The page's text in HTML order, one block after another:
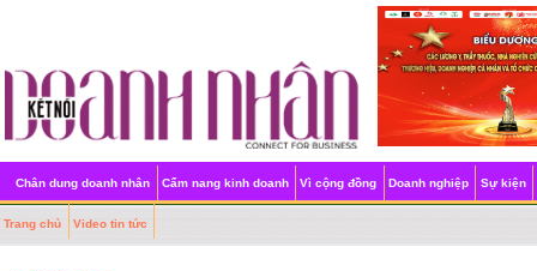
Chân dung doanh nhân Cẩm nang kinh doanh Vì cộng đồng Doanh nghiệp Sự kiện
Trang chủ Video tin tức